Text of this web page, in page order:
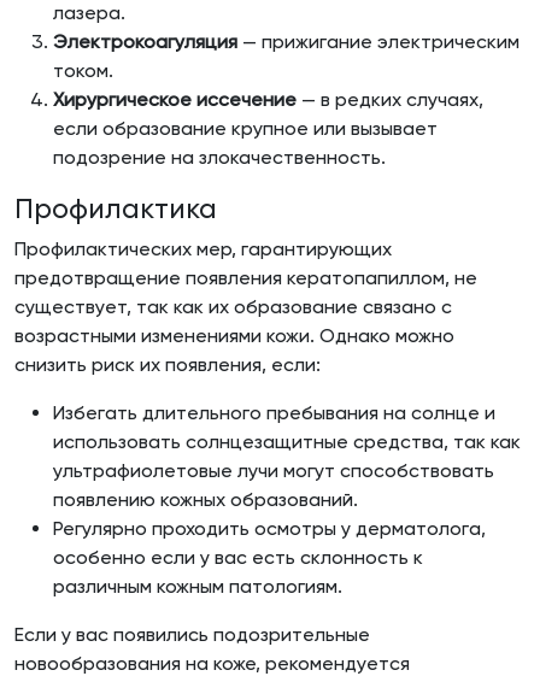
лазера.
Электрокоагуляция — прижигание электрическим
током.
Хирургическое иссечение — в редких случаях,
если образование крупное или вызывает
подозрение на злокачественность.
Профилактика
Профилактических мер, гарантирующих
предотвращение появления кератопапиллом, не
существует, так как их образование связано с
возрастными изменениями кожи. Однако можно
снизить риск их появления, если:
Избегать длительного пребывания на солнце и
использовать солнцезащитные средства, так как
ультрафиолетовые лучи могут способствовать
появлению кожных образований.
Регулярно проходить осмотры у дерматолога,
особенно если у вас есть склонность к
различным кожным патологиям.
Если у вас появились подозрительные
новообразования на коже, рекомендуется